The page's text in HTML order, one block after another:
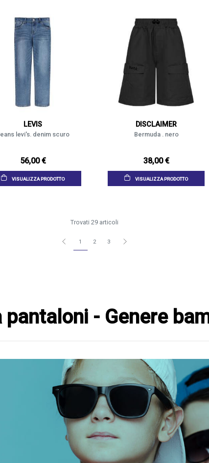
LEVIS
levi's. denim scuro
56,00 €
VISUALIZZA PRODOTTO
DISCLAIMER
Bermuda . nero
38,00 €
VISUALIZZA PRODOTTO
Trovati 29 articoli
1 2 3
- Genere